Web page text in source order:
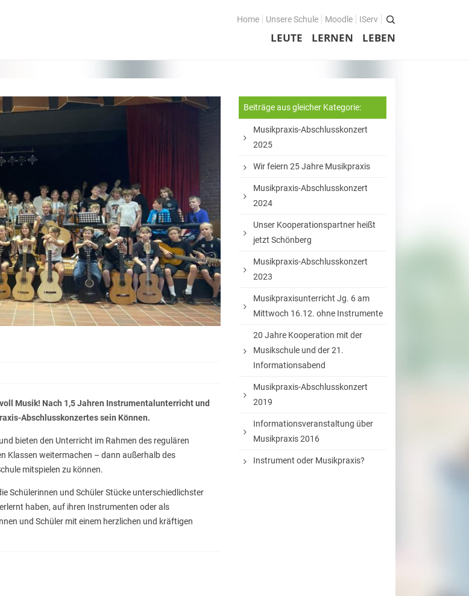
Home Unsere Schule Moodle IServ
LEUTE LERNEN LEBEN
Musik! Nach 1,5 Jahren Instrumentalunterricht und
Abschlusskonzertes sein Können.
bieten den Unterricht im Rahmen des regulären
Klassen weitermachen – dann außerhalb des
mitspielen zu können.
Schülerinnen und Schüler Stücke unterschiedlichster
haben, auf ihren Instrumenten oder als
und Schüler mit einem herzlichen und kräftigen
Beiträge aus gleicher Kategorie:
Musikpraxis-Abschlusskonzert
2025
Wir feiern 25 Jahre Musikpraxis
Musikpraxis-Abschlusskonzert
2024
Unser Kooperationspartner heißt
jetzt Schönberg
Musikpraxis-Abschlusskonzert
2023
Musikpraxisunterricht Jg. 6 am
Mittwoch 16.12. ohne Instrumente
20 Jahre Kooperation mit der
Musikschule und der 21.
Informationsabend
Musikpraxis-Abschlusskonzert
2019
Informationsveranstaltung über
Musikpraxis 2016
Instrument oder Musikpraxis?